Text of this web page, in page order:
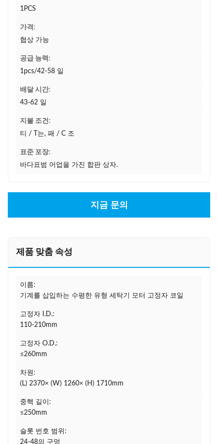
1PCS
가격:
협상 가능
공급 능력:
1pcs/42-58 일
배달 시간:
43-62 일
지불 조건:
티 / T는, 패 / C 조
표준 포장:
바다표범 어업을 가진 합판 상자.
지금 문의
제품 맞춤 속성
이름:
기계를 삽입하는 수평한 유형 세탁기 모터 고정자 코일
고정자 I.D.:
110-210mm
고정자 O.D.:
≤260mm
차원:
(L) 2370× (W) 1260× (H) 1710mm
중핵 길이:
≤250mm
슬롯 번호 범위:
24-48의 구멍